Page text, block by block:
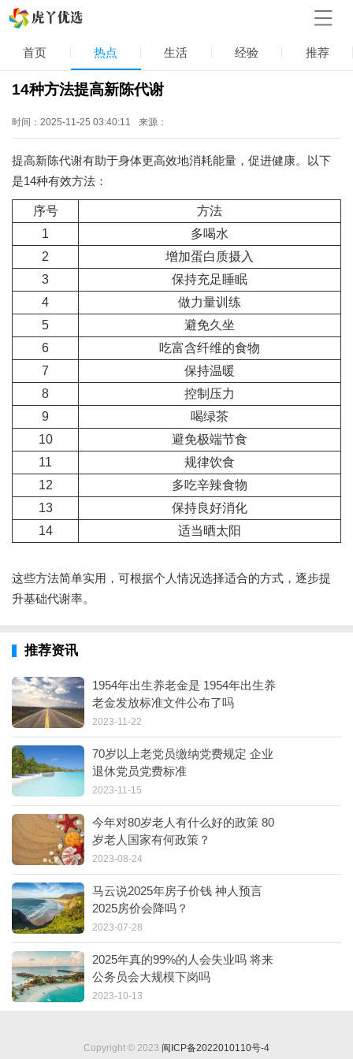
首页 热点 生活 经验 推荐
14种方法提高新陈代谢
时间：2025-11-25 03:40:11 来源：
提高新陈代谢有助于身体更高效地消耗能量，促进健康。以下
是14种有效方法：
序号
方法
1
多喝水
2
增加蛋白质摄入
3
保持充足睡眠
4
做力量训练
5
避免久坐
6
吃富含纤维的食物
7
保持温暖
8
控制压力
9
喝绿茶
10
避免极端节食
11
规律饮食
12
多吃辛辣食物
13
保持良好消化
14
适当晒太阳
这些方法简单实用，可根据个人情况选择适合的方式，逐步提
升基础代谢率。
推荐资讯
1954年出生养老金是 1954年出生养
老金发放标准文件公布了吗
2023-11-22
70岁以上老党员缴纳党费规定 企业
退休党员党费标准
2023-11-15
今年对80岁老人有什么好的政策 80
岁老人国家有何政策？
2023-08-24
马云说2025年房子价钱 神人预言
2025房价会降吗？
2023-07-28
2025年真的99%的人会失业吗 将来
公务员会大规模下岗吗
2023-10-13
Copyright © 2023 闽ICP备2022010110号-4